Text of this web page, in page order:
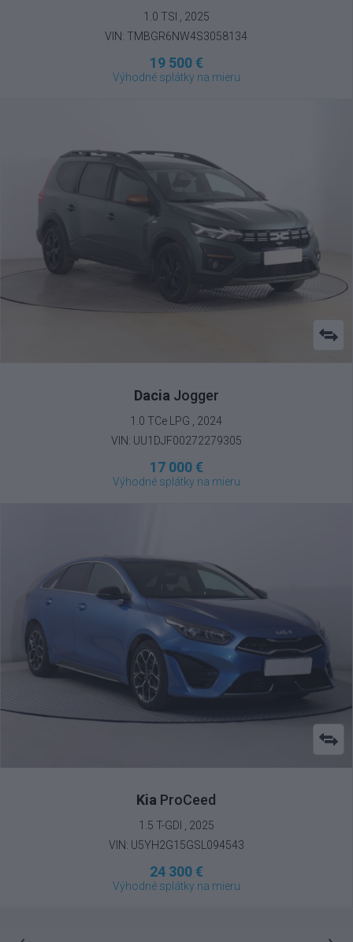
1.0 TSI , 2025
VIN: TMBGR6NW4S3058134
19 500 €
Výhodné splátky na mieru
Dacia Jogger
1.0 TCe LPG , 2024
VIN: UU1DJF00272279305
17 000 €
Výhodné splátky na mieru
Kia ProCeed
1.5 T-GDI , 2025
VIN: U5YH2G15GSL094543
24 300 €
Výhodné splátky na mieru